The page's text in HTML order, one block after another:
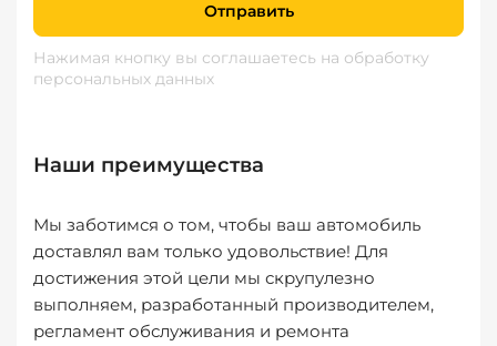
Отправить
Нажимая кнопку вы соглашаетесь на обработку
персональных данных
Наши преимущества
Мы заботимся о том, чтобы ваш автомобиль
доставлял вам только удовольствие! Для
достижения этой цели мы скрупулезно
выполняем, разработанный производителем,
регламент обслуживания и ремонта